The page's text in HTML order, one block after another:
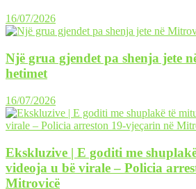
16/07/2026
Një grua gjendet pa shenja jete
hetimet
16/07/2026
Ekskluzive | E goditi me
videoja u bë virale – Policia
Mitrovicë